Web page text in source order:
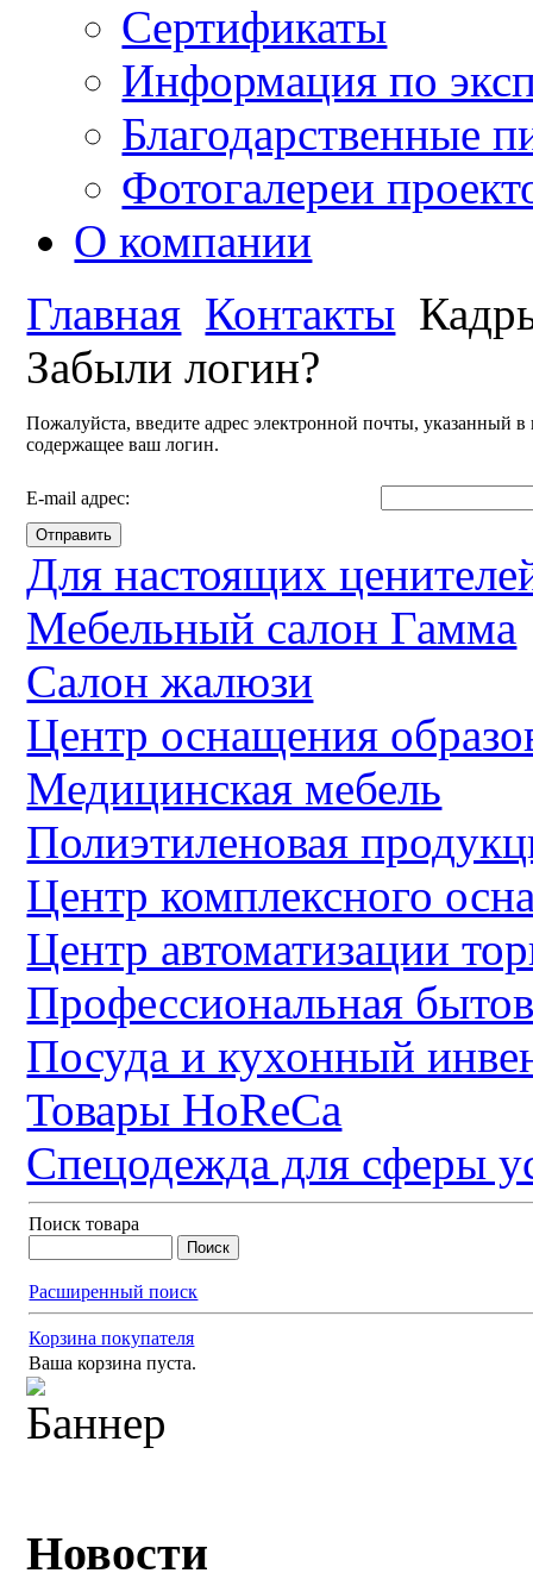
Сертификаты
Информация по
Благодарственные
Фотогалереи
О компании
Главная Контакты
Забыли логин?
Пожалуйста, введите адрес электронной почты, указанный
содержащее ваш логин.
E-mail адрес:
Отправить
Для настоящих
Мебельный салон Гамма
Салон жалюзи
Центр оснащения
Медицинская мебель
Полиэтиленовая
Центр комплексного
Центр автоматизации
Профессиональная
Посуда и кухонный
Товары HoReCa
Спецодежда для сферы
Поиск товара
Расширенный поиск
Корзина покупателя
Ваша корзина пуста.
Новости